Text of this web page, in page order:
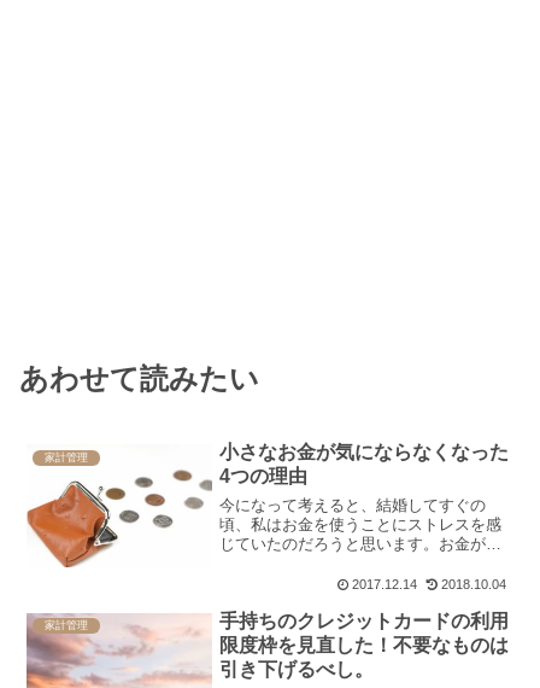
あわせて読みたい
家計管理
小さなお金が気にならなくなった
4つの理由
今になって考えると、結婚してすぐの
頃、私はお金を使うことにストレスを感
じていたのだろうと思います。お金が減
ずに済むかを考えていました。節約が嫌
約することよりもお金が減っ...
2017.12.14 2018.10.04
家計管理
手持ちのクレジットカードの利用
限度枠を見直した！不要なものは
引き下げるべし。